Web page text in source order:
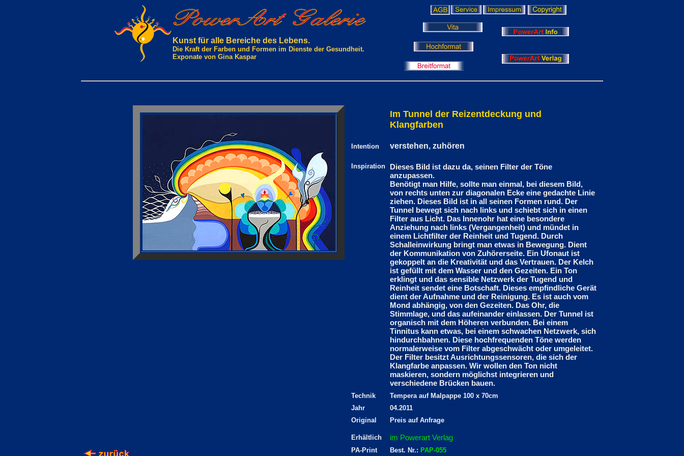
Kunst für alle Bereiche des Lebens.
Die Kraft der Farben und Formen im Dienste der Gesundheit.
Exponate von Gina Kaspar
Im Tunnel der Reizentdeckung und
Klangfarben
Intention verstehen, zuhören
Inspiration
Dieses Bild ist dazu da, seinen Filter der Töne
anzupassen.
Benötigt man Hilfe, sollte man einmal, bei diesem Bild,
von rechts unten zur diagonalen Ecke eine gedachte Linie
ziehen. Dieses Bild ist in all seinen Formen rund. Der
Tunnel bewegt sich nach links und schiebt sich in einen
Filter aus Licht. Das Innenohr hat eine besondere
Anziehung nach links (Vergangenheit) und mündet in
einem Lichtfilter der Reinheit und Tugend. Durch
Schalleinwirkung bringt man etwas in Bewegung. Dient
der Kommunikation von Zuhörerseite. Ein Ufonaut ist
gekoppelt an die Kreativität und das Vertrauen. Der Kelch
ist gefüllt mit dem Wasser und den Gezeiten. Ein Ton
erklingt und das sensible Netzwerk der Tugend und
Reinheit sendet eine Botschaft. Dieses empfindliche Gerät
dient der Aufnahme und der Reinigung. Es ist auch vom
Mond abhängig, von den Gezeiten. Das Ohr, die
Stimmlage, und das aufeinander einlassen. Der Tunnel ist
organisch mit dem Höheren verbunden. Bei einem
Tinnitus kann etwas, bei einem schwachen Netzwerk, sich
hindurchbahnen. Diese hochfrequenden Töne werden
normalerweise vom Filter abgeschwächt oder umgeleitet.
Der Filter besitzt Ausrichtungssensoren, die sich der
Klangfarbe anpassen. Wir wollen den Ton nicht
maskieren, sondern möglichst integrieren und
verschiedene Brücken bauen.
Technik
Tempera auf Malpappe 100 x 70cm
Jahr
04.2011
Original
Preis auf Anfrage
Erhältlich im Powerart Verlag
PA-Print Best. Nr.: PAP-055